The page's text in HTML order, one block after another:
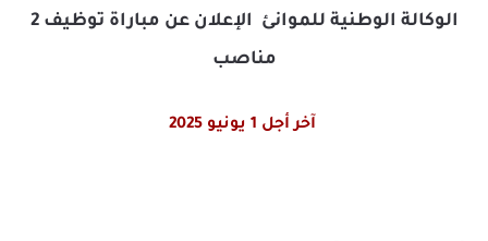
الوكالة الوطنية للموانئ الإعلان عن مباراة توظيف 2
مناصب
آخر أجل 1 يونيو 2025